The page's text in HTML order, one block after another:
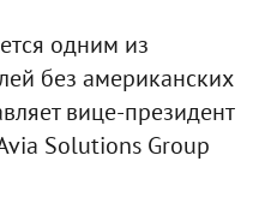
одним из
без американских
вице-президент
Solutions Group